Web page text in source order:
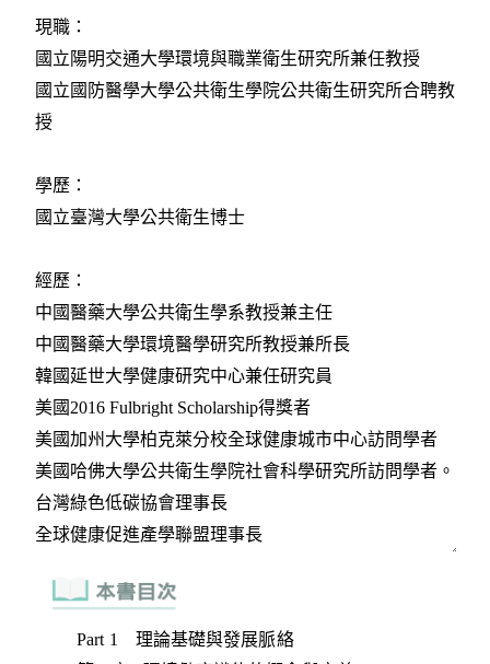
Part 1 理論基礎與發展脈絡